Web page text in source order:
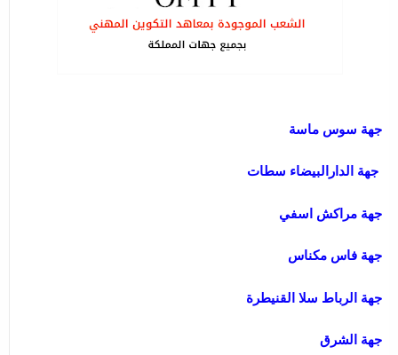
جهة سوس ماسة
جهة الدارالبيضاء سطات
جهة مراكش اسفي
جهة فاس مكناس
جهة الرباط سلا القنيطرة
جهة الشرق